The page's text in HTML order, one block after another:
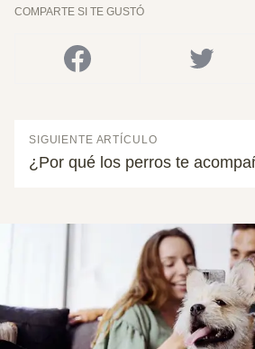
COMPARTE SI TE GUSTÓ
SIGUIENTE ARTÍCULO
¿Por qué los perros te